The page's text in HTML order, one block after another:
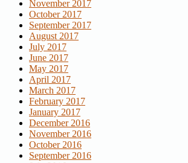
November 2017
October 2017
September 2017
August 2017
July 2017
June 2017
May 2017
April 2017
March 2017
February 2017
January 2017
December 2016
November 2016
October 2016
September 2016